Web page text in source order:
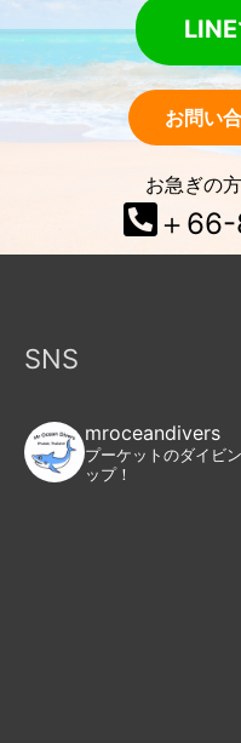
お問い
お急ぎの
＋
SNS
mroceandivers
プーケットのダイビ
ップ！